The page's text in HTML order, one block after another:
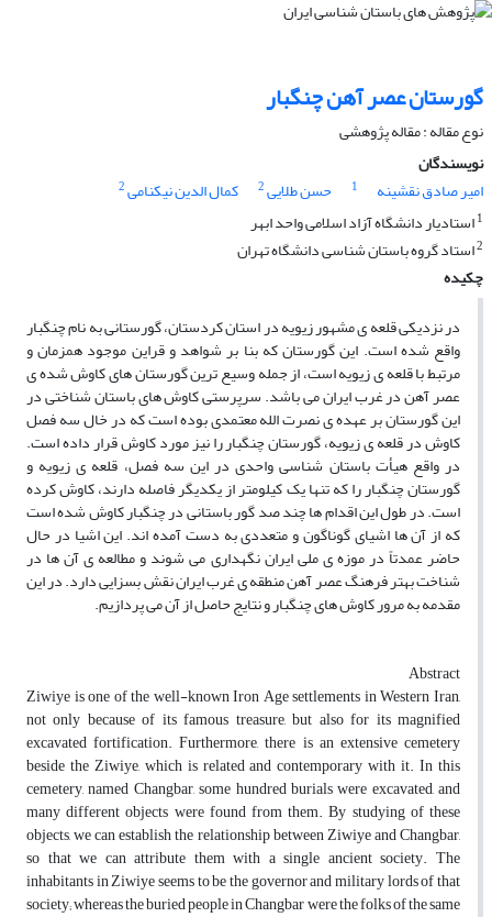
گورستان عصر آهن چنگبار
نوع مقاله : مقاله پژوهشی
نویسندگان
امیر صادق نقشینه
1 حسن طلایی2 کمال الدین نیکنامی2
1استادیار دانشگاه آزاد اسلامی واحد ابهر
2استاد گروه باستان شناسی دانشگاه تهران
چکیده
در نزدیکی قلعه ی مشهور زیویه در استان کردستان، گورستانی به نام چنگبار
واقع شده است. این گورستان که بنا بر شواهد و قراین موجود همزمان و
مرتبط با قلعه ی زیویه است، از جمله وسیع ترین گورستان های کاوش شده ی
عصر آهن در غرب ایران می باشد. سرپرستی کاوش های باستان شناختی در
این گورستان بر عهده ی نصرت الله معتمدی بوده است که در خال سه فصل
کاوش در قلعه ی زیویه، گورستان چنگبار را نیز مورد کاوش قرار داده است.
در واقع هیأت باستان شناسی واحدی در این سه فصل، قلعه ی زیویه و
گورستان چنگبار را که تنها یک کیلومتر از یکدیگر فاصله دارند، کاوش کرده
است. در طول این اقدام ها چند صد گور باستانی در چنگبار کاوش شده است
که از آن ها اشیای گوناگون و متعددی به دست آمده اند. این اشیا در حال
حاضر عمدتاً در موزه ی ملی ایران نگهداری می شوند و مطالعه ی آن ها در
شناخت بهتر فرهنگ عصر آهن منطقه ی غرب ایران نقش بسزایی دارد. در این
مقدمه به مرور کاوش های چنگبار و نتایج حاصل از آن می پردازیم.
Abstract
Ziwiye is one of the well-known Iron Age settlements in Western Iran,
not only because of its famous treasure, but also for its magnified
excavated fortification. Furthermore, there is an extensive cemetery
beside the Ziwiye, which is related and contemporary with it. In this
cemetery, named Changbar, some hundred burials were excavated, and
many different objects were found from them. By studying of these
objects, we can establish the relationship between Ziwiye and Changbar,
so that we can attribute them with a single ancient society. The
inhabitants in Ziwiye seems to be the governor and military lords of that
society; whereas the buried people in Changbar were the folks of the same